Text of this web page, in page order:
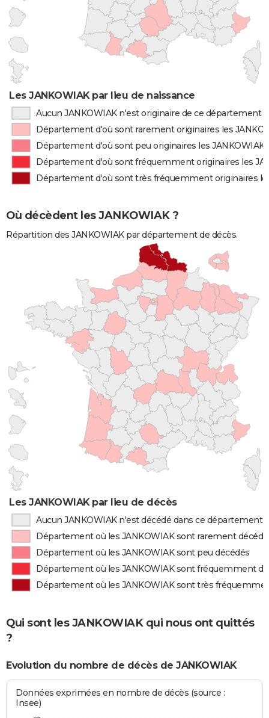
Les JANKOWIAK par lieu de naissance
Aucun JANKOWIAK n'est originaire de ce département
Département d'où sont rarement originaires les
Département d'où sont peu originaires les JANKOWIAK
Département d'où sont fréquemment originaires les
Département d'où sont très fréquemment originaires
Où décèdent les JANKOWIAK ?
Répartition des JANKOWIAK par département de décès.
Les JANKOWIAK par lieu de décès
Aucun JANKOWIAK n'est décédé dans ce département
Département où les JANKOWIAK sont rarement
Département où les JANKOWIAK sont peu décédés
Département où les JANKOWIAK sont fréquemment
Département où les JANKOWIAK sont très
Qui sont les JANKOWIAK qui nous ont quittés
?
Evolution du nombre de décès de JANKOWIAK
Données exprimées en nombre de décès (source :
Insee)